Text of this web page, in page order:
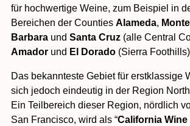
für hochwertige Weine, zum Beispiel in
Bereichen der Counties Alameda,
Barbaraund Santa Cruz(alle Central
Amadorund El Dorado(Sierra
Das bekannteste Gebiet für erstklassige
sich jedoch eindeutig in der Region
Ein Teilbereich dieser Region, nördlich
San Francisco, wird als “California